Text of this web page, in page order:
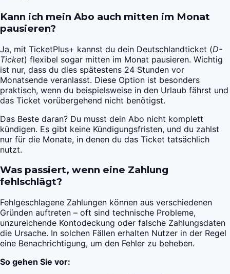
Kann ich mein Abo auch mitten im Monat
pausieren?
Ja, mit TicketPlus+ kannst du dein Deutschlandticket (D-
Ticket) flexibel sogar mitten im Monat pausieren. Wichtig
ist nur, dass du dies spätestens 24 Stunden vor
Monatsende veranlasst. Diese Option ist besonders
praktisch, wenn du beispielsweise in den Urlaub fährst und
das Ticket vorübergehend nicht benötigst.
Das Beste daran? Du musst dein Abo nicht komplett
kündigen. Es gibt keine Kündigungsfristen, und du zahlst
nur für die Monate, in denen du das Ticket tatsächlich
nutzt.
Was passiert, wenn eine Zahlung
fehlschlägt?
Fehlgeschlagene Zahlungen können aus verschiedenen
Gründen auftreten – oft sind technische Probleme,
unzureichende Kontodeckung oder falsche Zahlungsdaten
die Ursache. In solchen Fällen erhalten Nutzer in der Regel
eine Benachrichtigung, um den Fehler zu beheben.
So gehen Sie vor: